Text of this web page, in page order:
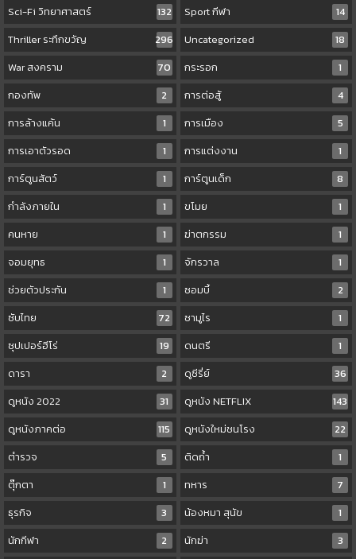
Sci-Fi วิทยาศาสตร์
132 Sport กีฬา
14
Thriller ระทึกขวัญ
296 Uncategorized
18
War สงคราม
70 กระรอก
1
กองทัพ
2 การต่อสู้
4
การล้างแค้น
1 การเมือง
5
การเอาตัวรอด
1 การแต่งงาน
1
การ์ตูนสัตว์
1 การ์ตูนเด็ก
8
กำลังภายใน
1 ขโมย
1
คนหาย
1 ฆ่าตกรรม
1
จอมยุทธ
1 จักรวาล
1
ช่วยตัวประกัน
1 ซอมบี้
2
ซับไทย
72 ซามูไร
1
ซุปเปอร์ฮีโร่
19 ดนตรี
1
ดารา
2 ดูซีรี่ย์
36
ดูหนัง 2022
31 ดูหนัง NETFLIX
143
ดูหนังภาคต่อ
115 ดูหนังใหม่ชนโรง
22
ตำรวจ
5 ติดถ้ำ
1
ตุ๊กตา
1 ทหาร
7
ธุรกิจ
3 น้องหมา สุนัข
1
นักกีฬา
2 นักฆ่า
3